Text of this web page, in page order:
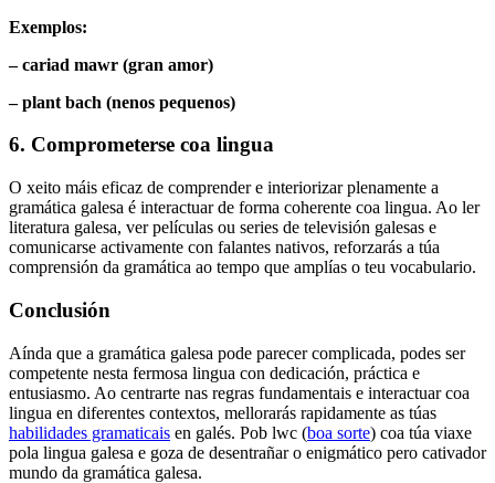
Exemplos:
– cariad mawr (gran amor)
– plant bach (nenos pequenos)
6. Comprometerse coa lingua
O xeito máis eficaz de comprender e interiorizar plenamente a
gramática galesa é interactuar de forma coherente coa lingua. Ao ler
literatura galesa, ver películas ou series de televisión galesas e
comunicarse activamente con falantes nativos, reforzarás a túa
comprensión da gramática ao tempo que amplías o teu vocabulario.
Conclusión
Aínda que a gramática galesa pode parecer complicada, podes ser
competente nesta fermosa lingua con dedicación, práctica e
entusiasmo. Ao centrarte nas regras fundamentais e interactuar coa
lingua en diferentes contextos, mellorarás rapidamente as túas
habilidades gramaticais en galés. Pob lwc (boa sorte) coa túa viaxe
pola lingua galesa e goza de desentrañar o enigmático pero cativador
mundo da gramática galesa.